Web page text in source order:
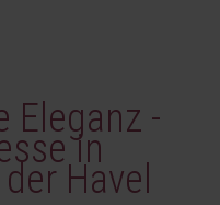
Eleganz -
in
Havel